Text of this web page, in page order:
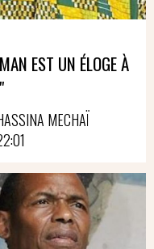
EST UN ÉLOGE À
MECHAÏ